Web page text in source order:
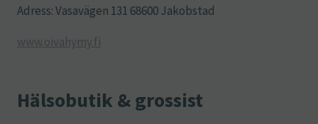
Adress: Vasavägen 131 68600 Jakobstad
www.oivahymy.fi
Hälsobutik & grossist